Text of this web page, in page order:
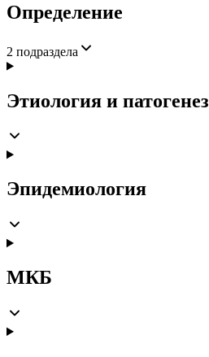
Определение
2 подраздела
Этиология и патогенез
Эпидемиология
МКБ